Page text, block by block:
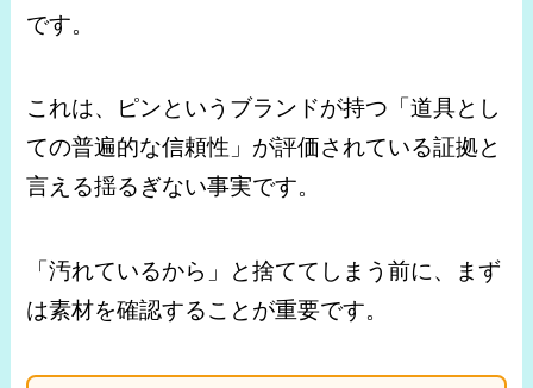
です。
これは、ピンというブランドが持つ「道具とし
ての普遍的な信頼性」が評価されている証拠と
言える揺るぎない事実です。
「汚れているから」と捨ててしまう前に、まず
は素材を確認することが重要です。